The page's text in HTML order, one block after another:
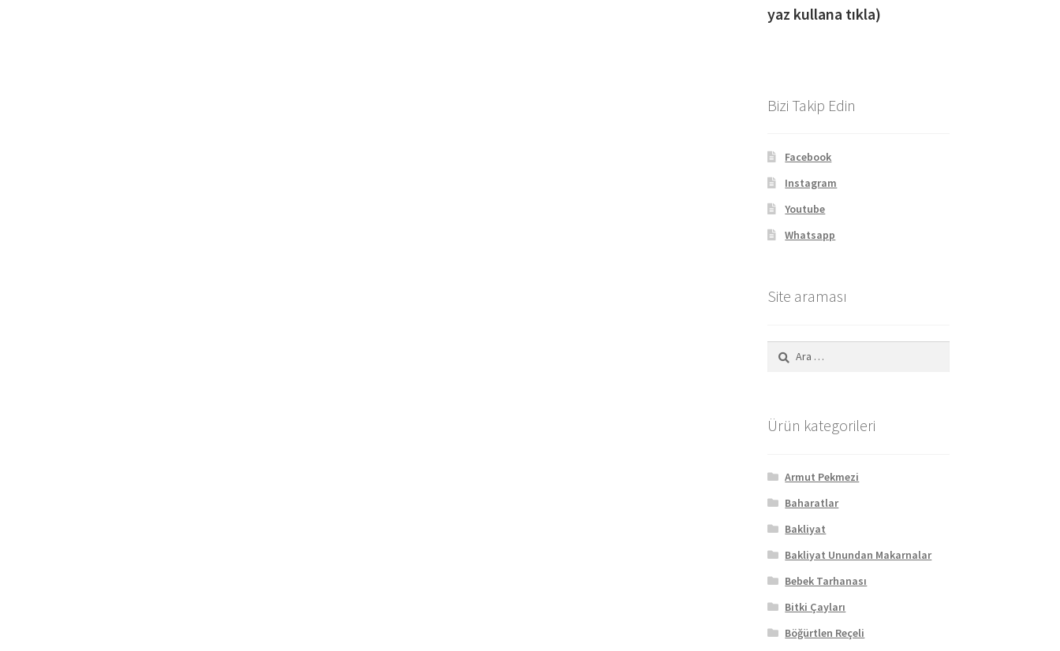
yaz kullana tıkla)
Bizi Takip Edin
Facebook
Instagram
Youtube
Whatsapp
Site araması
Arama:
Ürün kategorileri
Armut Pekmezi
Baharatlar
Bakliyat
Bakliyat Unundan Makarnalar
Bebek Tarhanası
Bitki Çayları
Böğürtlen Reçeli